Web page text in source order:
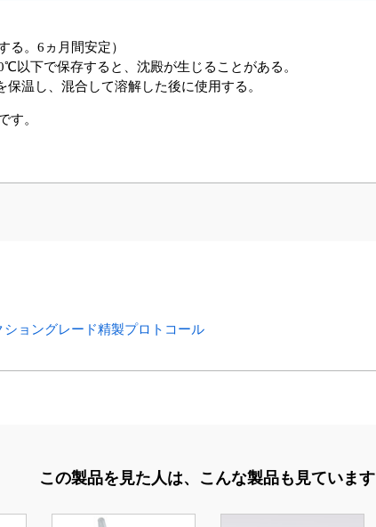
る。6ヵ月間安定）
以下で保存すると、沈殿が生じることがある。
温し、混合して溶解した後に使用する。
す。
ョングレード精製プロトコール
この製品を見た人は、 こんな製品も見ています